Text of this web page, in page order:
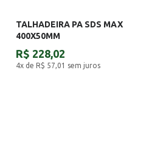
TALHADEIRA PA SDS MAX
400X50MM
R$ 228,02
4x de R$ 57,01 sem juros